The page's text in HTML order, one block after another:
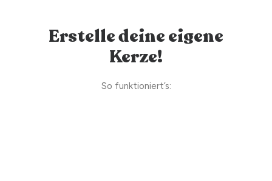
Erstelle deine eigene
Kerze!
So funktioniert’s: